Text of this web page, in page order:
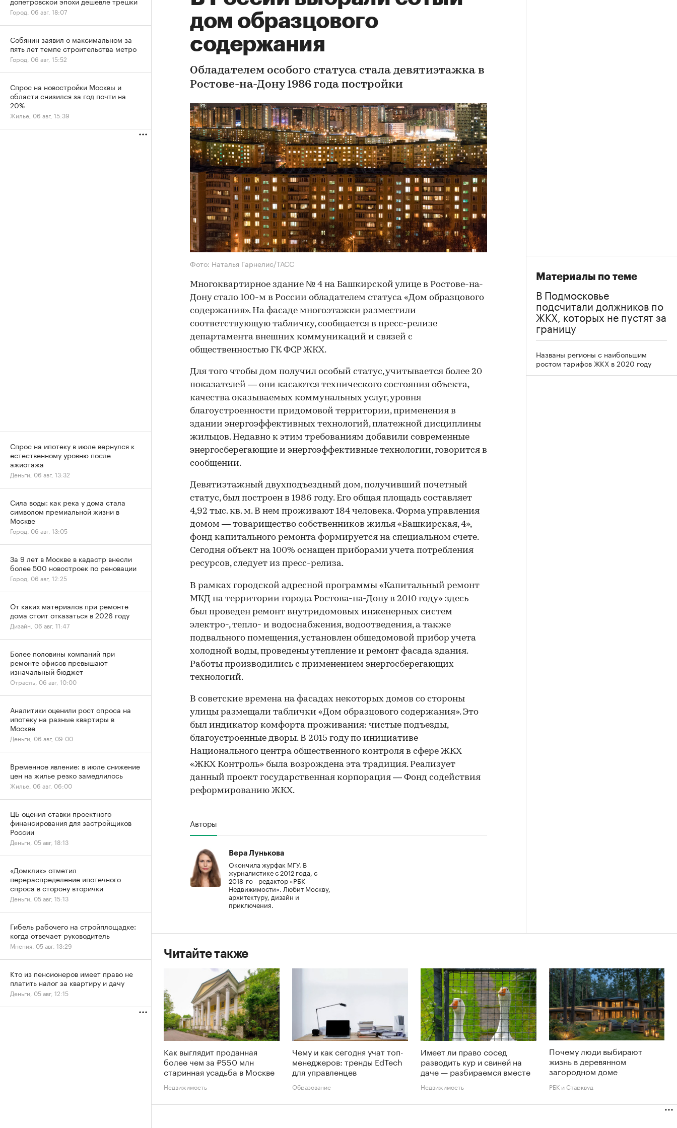
дом образцового
содержания
Обладателем особого статуса стала девятиэтажка в
Ростове-на-Дону 1986 года постройки
Фото: Наталья Гарнелис/ТАСС
Многоквартирное здание № 4 на Башкирской улице в Ростове-на-
Дону стало 100-м в России обладателем статуса «Дом образцового
содержания». На фасаде многоэтажки разместили
соответствующую табличку, сообщается в пресс-релизе
департамента внешних коммуникаций и связей с
общественностью ГК ФСР ЖКХ.
Для того чтобы дом получил особый статус, учитывается более 20
показателей — они касаются технического состояния объекта,
качества оказываемых коммунальных услуг, уровня
благоустроенности придомовой территории, применения в
здании энергоэффективных технологий, платежной дисциплины
жильцов. Недавно к этим требованиям добавили современные
энергосберегающие и энергоэффективные технологии, говорится в
сообщении.
Девятиэтажный двухподъездный дом, получивший почетный
статус, был построен в 1986 году. Его общая площадь составляет
4,92 тыс. кв. м. В нем проживают 184 человека. Форма управления
домом — товарищество собственников жилья «Башкирская, 4»,
фонд капитального ремонта формируется на специальном счете.
Сегодня объект на 100% оснащен приборами учета потребления
ресурсов, следует из пресс-релиза.
В рамках городской адресной программы «Капитальный ремонт
МКД на территории города Ростова-на-Дону в 2010 году» здесь
был проведен ремонт внутридомовых инженерных систем
электро-, тепло- и водоснабжения, водоотведения, а также
подвального помещения, установлен общедомовой прибор учета
холодной воды, проведены утепление и ремонт фасада здания.
Работы производились с применением энергосберегающих
технологий.
В советские времена на фасадах некоторых домов со стороны
улицы размещали таблички «Дом образцового содержания». Это
был индикатор комфорта проживания: чистые подъезды,
благоустроенные дворы. В 2015 году по инициативе
Национального центра общественного контроля в сфере ЖКХ
«ЖКХ Контроль» была возрождена эта традиция. Реализует
данный проект государственная корпорация — Фонд содействия
реформированию ЖКХ.
Авторы
Вера Лунькова
Окончила журфак МГУ. В
журналистике с 2012 года, с
2018-го - редактор «РБК-
Недвижимости». Любит Москву,
архитектуру, дизайн и
приключения.
Материалы по теме
В Подмосковье
подсчитали должников по
ЖКХ, которых не пустят за
границу
Названы регионы с наибольшим
ростом тарифов ЖКХ в 2020 году
Читайте также
Как выглядит проданная
более чем за ₽550 млн
старинная усадьба в Москве
Недвижимость
Чему и как сегодня учат топ-
менеджеров: тренды EdTech
для управленцев
Образование
Имеет ли право сосед
разводить кур и свиней на
даче — разбираемся вместе
Недвижимость
Почему люди выбирают
жизнь в деревянном
загородном доме
РБК и Старквуд
Город, 06 авг, 18:07
Собянин заявил о максимальном за
пять лет темпе строительства метро
Город, 06 авг, 15:52
Спрос на новостройки Москвы и
области снизился за год почти на
20%
Жилье, 06 авг, 15:39
Спрос на ипотеку в июле вернулся к
естественному уровню после
ажиотажа
Деньги, 06 авг, 13:32
Сила воды: как река у дома стала
символом премиальной жизни в
Москве
Город, 06 авг, 13:05
За 9 лет в Москве в кадастр внесли
более 500 новостроек по реновации
Город, 06 авг, 12:25
От каких материалов при ремонте
дома стоит отказаться в 2026 году
Дизайн, 06 авг, 11:47
Более половины компаний при
ремонте офисов превышают
изначальный бюджет
Отрасль, 06 авг, 10:00
Аналитики оценили рост спроса на
ипотеку на разные квартиры в
Москве
Деньги, 06 авг, 09:00
Временное явление: в июле снижение
цен на жилье резко замедлилось
Жилье, 06 авг, 06:00
ЦБ оценил ставки проектного
финансирования для застройщиков
России
Деньги, 05 авг, 18:13
«Домклик» отметил
перераспределение ипотечного
спроса в сторону вторички
Деньги, 05 авг, 15:13
Гибель рабочего на стройплощадке:
когда отвечает руководитель
Мнения, 05 авг, 13:29
Кто из пенсионеров имеет право не
платить налог за квартиру и дачу
Деньги, 05 авг, 12:15